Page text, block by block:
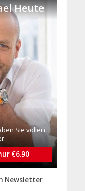
Heute
Sie vollen
€6.90
Newsletter